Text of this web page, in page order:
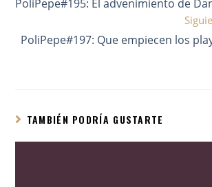
PoliPepe#195: El advenimiento de
PoliPepe#197: Que empiecen los
TAMBIÉN PODRÍA GUSTARTE